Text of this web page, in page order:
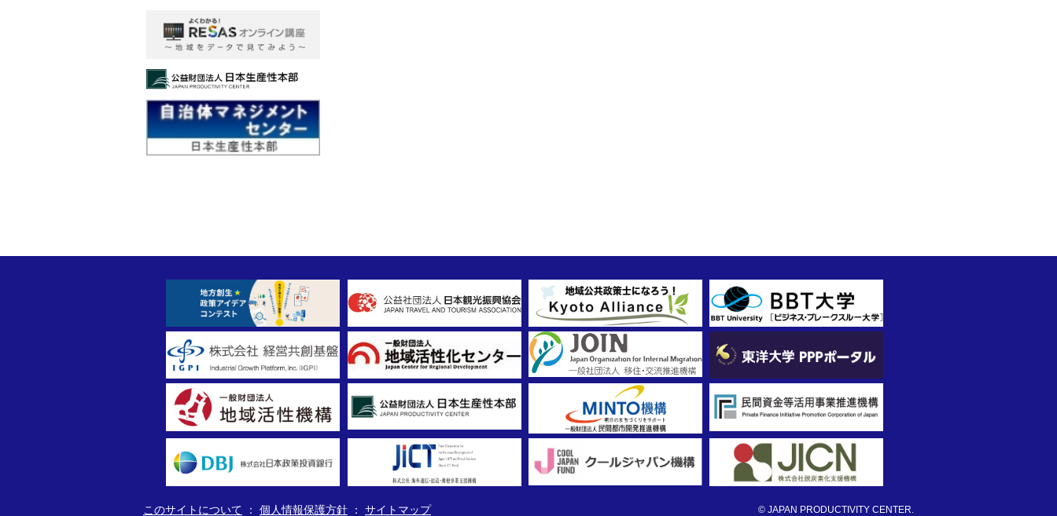
このサイトについて 個人情報保護方針 サイトマップ © JAPAN PRODUCTIVITY CENTER.